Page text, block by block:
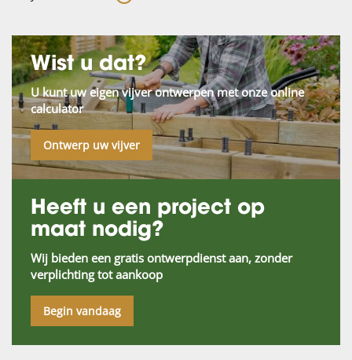
Wist u dat?
U kunt uw eigen vijver ontwerpen met onze online
calculator
Ontwerp uw vijver
Heeft u een project op
maat nodig?
Wij bieden een gratis ontwerpdienst aan, zonder
verplichting tot aankoop
Begin vandaag